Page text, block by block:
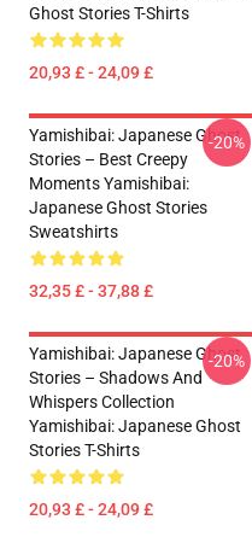
Ghost Stories T-Shirts
20,93 £ - 24,09 £
Yamishibai: Japanese Ghost
Stories – Best Creepy
Moments Yamishibai:
Japanese Ghost Stories
Sweatshirts
32,35 £ - 37,88 £
-20%
Yamishibai: Japanese Ghost
Stories – Shadows And
Whispers Collection
Yamishibai: Japanese Ghost
Stories T-Shirts
20,93 £ - 24,09 £
-20%